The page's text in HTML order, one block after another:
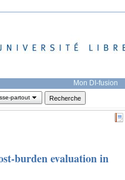
Mon DI-fusion
partout
burden evaluation in